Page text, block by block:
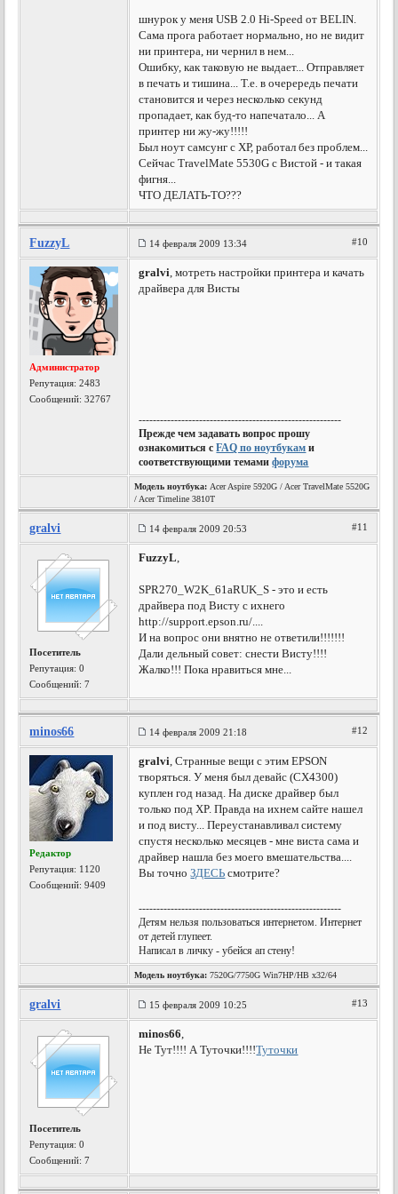
шнурок у меня USB 2.0 Hi-Speed от BELIN.
Сама прога работает нормально, но не видит
ни принтера, ни чернил в нем...
Ошибку, как таковую не выдает... Отправляет
в печать и тишина... Т.е. в очерередь печати
становится и через несколько секунд
пропадает, как буд-то напечатало... А
принтер ни жу-жу!!!!!
Был ноут самсунг с ХР, работал без проблем...
Сейчас TravelMate 5530G с Вистой - и такая
фигня...
ЧТО ДЕЛАТЬ-ТО???
FuzzyL 14 февраля 2009 13:34 #10
Администратор
Репутация:2483
Сообщений: 32767
gralvi, мотреть настройки принтера и качать
драйвера для Висты
---------------------------------------------------------
Прежде чем задавать вопрос прошу
ознакомиться сFAQ по ноутбукам и
соответствующими темамифорума
Модель ноутбука: Acer Aspire 5920G / Acer TravelMate 5520G
/ Acer Timeline 3810T
gralvi 14 февраля 2009 20:53 #11
Посетитель
Репутация:0
Сообщений: 7
FuzzyL,
SPR270_W2K_61aRUK_S - это и есть
драйвера под Висту с ихнего
http://support.epson.ru/....
И на вопрос они внятно не ответили!!!!!!!
Дали дельный совет: снести Висту!!!!
Жалко!!! Пока нравиться мне...
minos66 14 февраля 2009 21:18 #12
Редактор
Репутация: 1120
Сообщений: 9409
gralvi, Странные вещи с этим EPSON
творяться. У меня был девайс (CX4300)
куплен год назад. На диске драйвер был
только под XP. Правда на ихнем сайте нашел
и под висту... Переустанавливал систему
спустя несколько месяцев - мне виста сама и
драйвер нашла без моего вмешательства....
Вы точноЗДЕСЬ смотрите?
---------------------------------------------------------
Детям нельзя пользоваться интернетом. Интернет
от детей глупеет.
Написал в личку - убейся ап стену!
Модель ноутбука: 7520G/7750G Win7HP/HB x32/64
gralvi 15 февраля 2009 10:25 #13
Посетитель
Репутация:0
Сообщений: 7
minos66,
Не Тут!!!! А Туточки!!!!Туточки